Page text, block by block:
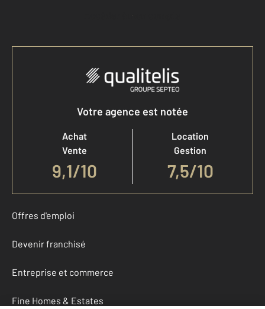
Accéder à mon compte
Votre agence est notée
Achat
Vente
9,1/10
Location
Gestion
7,5/10
Offres d'emploi
Devenir franchisé
Entreprise et commerce
Fine Homes & Estates